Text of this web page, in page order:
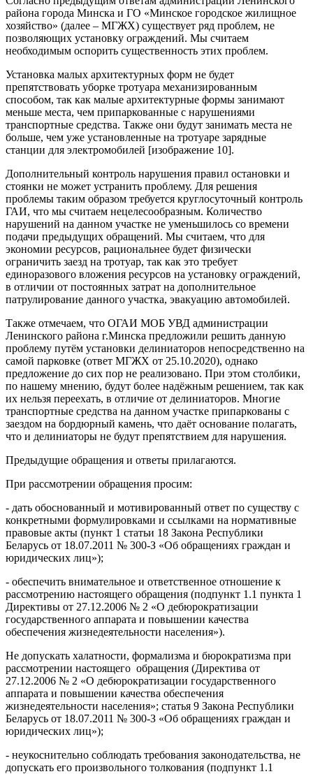
района города Минска и ГО «Минское городское жилищное
хозяйство» (далее – МГЖХ) существует ряд проблем, не
позволяющих установку ограждений. Мы считаем
необходимым оспорить существенность этих проблем.
Установка малых архитектурных форм не будет
препятствовать уборке тротуара механизированным
способом, так как малые архитектурные формы занимают
меньше места, чем припаркованные с нарушениями
транспортные средства. Также они будут занимать места не
больше, чем уже установленные на тротуаре зарядные
станции для электромобилей [изображение 10].
Дополнительный контроль нарушения правил остановки и
стоянки не может устранить проблему. Для решения
проблемы таким образом требуется круглосуточный контроль
ГАИ, что мы считаем нецелесообразным. Количество
нарушений на данном участке не уменьшилось со времени
подачи предыдущих обращений. Мы считаем, что для
экономии ресурсов, рациональнее будет физически
ограничить заезд на тротуар, так как это требует
единоразового вложения ресурсов на установку ограждений,
в отличии от постоянных затрат на дополнительное
патрулирование данного участка, эвакуацию автомобилей.
Также отмечаем, что ОГАИ МОБ УВД администрации
Ленинского района г.Минска предложили решить данную
проблему путём установки делиниаторов непосредственно на
самой парковке (ответ МГЖХ от 25.10.2020), однако
предложение до сих пор не реализовано. При этом столбики,
по нашему мнению, будут более надёжным решением, так как
их нельзя переехать, в отличие от делиниаторов. Многие
транспортные средства на данном участке припаркованы с
заездом на бордюрный камень, что даёт основание полагать,
что и делиниаторы не будут препятствием для нарушения.
Предыдущие обращения и ответы прилагаются.
При рассмотрении обращения просим:
- дать обоснованный и мотивированный ответ по существу с
конкретными формулировками и ссылками на нормативные
правовые акты (пункт 1 статьи 18 Закона Республики
Беларусь от 18.07.2011 № 300-З «Об обращениях граждан и
юридических лиц»);
- обеспечить внимательное и ответственное отношение к
рассмотрению настоящего обращения (подпункт 1.1 пункта 1
Директивы от 27.12.2006 № 2 «О дебюрократизации
государственного аппарата и повышении качества
обеспечения жизнедеятельности населения»).
Не допускать халатности, формализма и бюрократизма при
рассмотрении настоящего обращения (Директива от
27.12.2006 № 2 «О дебюрократизации государственного
аппарата и повышении качества обеспечения
жизнедеятельности населения»; статья 9 Закона Республики
Беларусь от 18.07.2011 № 300-З «Об обращениях граждан и
юридических лиц»);
- неукоснительно соблюдать требования законодательства, не
допускать его произвольного толкования (подпункт 1.1